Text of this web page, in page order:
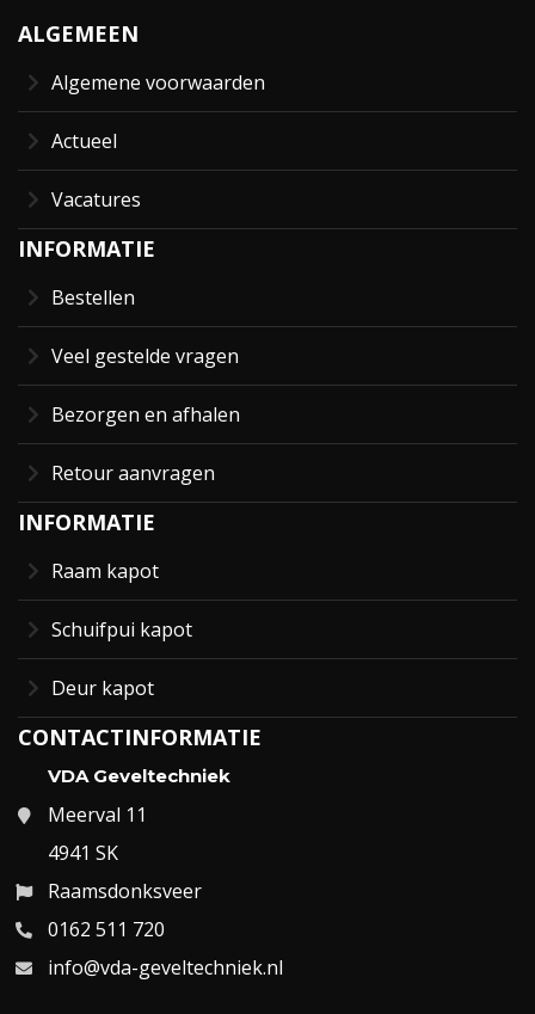
ALGEMEEN
Algemene voorwaarden
Actueel
Vacatures
INFORMATIE
Bestellen
Veel gestelde vragen
Bezorgen en afhalen
Retour aanvragen
INFORMATIE
Raam kapot
Schuifpui kapot
Deur kapot
CONTACTINFORMATIE
VDA Geveltechniek
Meerval 11
4941 SK
Raamsdonksveer
0162 511 720
info@vda-geveltechniek.nl